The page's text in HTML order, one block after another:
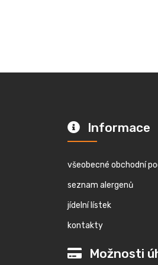
Informace
všeobecné obchodní
seznam alergenů
jídelní lístek
kontakty
Možnosti